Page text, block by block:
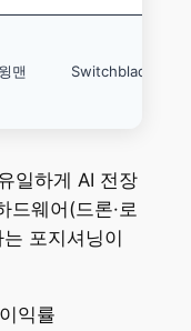
맨 Switchblade 배틀
일하게 AI 전장
드웨어(드론·로
포지셔닝이
익률